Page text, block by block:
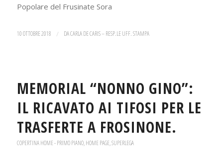
Popolare del Frusinate Sora
10 OTTOBRE 2018 / DACARLA DE CARIS – RESP.LE UFF. STAMPA
MEMORIAL “NONNO GINO”:
IL RICAVATO AI TIFOSI PER LE
TRASFERTE A FROSINONE.
COPERTINA HOME - PRIMO PIANO,HOME PAGE,SUPERLEGA